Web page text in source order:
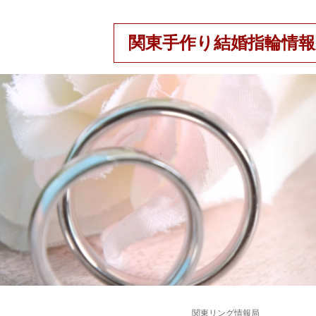
関東手作り結婚指輪情
関東リング情報局